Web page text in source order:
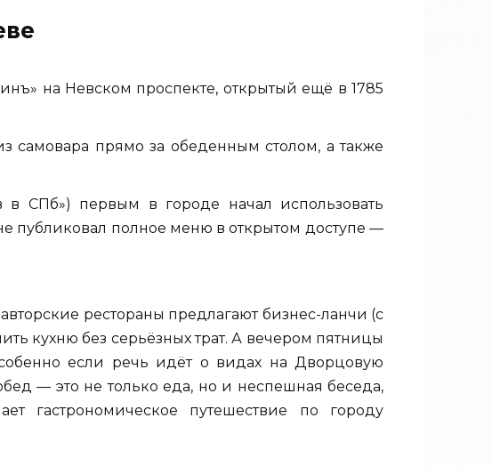
на Невском проспекте, открытый ещё в 1785
самовара прямо за обеденным столом, а также
в СПб») первым в городе начал использовать
публиковал полное меню в открытом доступе —
рестораны предлагают бизнес-ланчи (с
кухню без серьёзных трат. А вечером пятницы
если речь идёт о видах на Дворцовую
— это не только еда, но и неспешная беседа,
гастрономическое путешествие по городу